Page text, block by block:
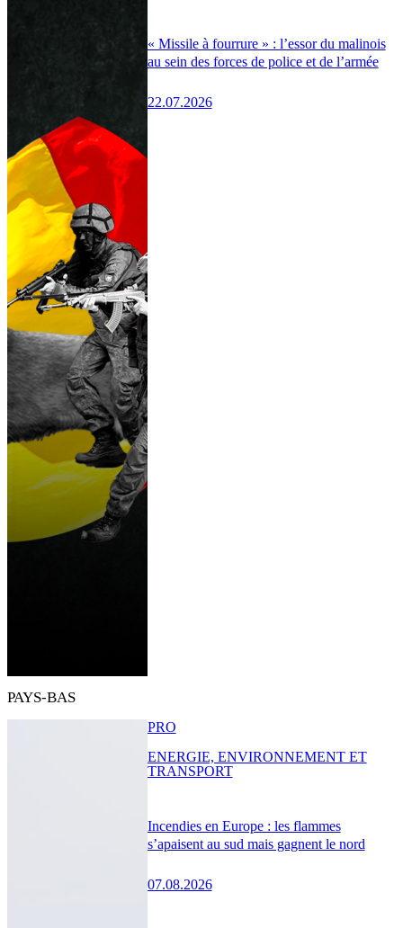
« Missile à fourrure » : l’essor du malinois
au sein des forces de police et de l’armée
22.07.2026
PAYS-BAS
Incendies en Europe : les flammes
s’apaisent au sud mais gagnent le nord
07.08.2026
PRO
ENERGIE, ENVIRONNEMENT ET
TRANSPORT